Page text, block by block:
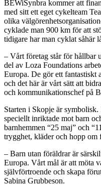
BEWiSynbra kommer att
med sitt ett eget cykelteam
olika
cyklade man 900 km för att
tidigare har man cyklat såhär
– Vårt företag står för
del av Loza Foundations
Europa. De gör ett fantastiskt
och det här är vårt sätt att
och kommunikationschef på
Starten i Skopje är
speciellt inriktade mot barn
barnhemmen “25 maj” och
trygghet, kläder och hopp om
– Barn utan föräldrar är
Europa. Vårt mål är att möta
självförtroende och skapa
Sabina Grubbeson.